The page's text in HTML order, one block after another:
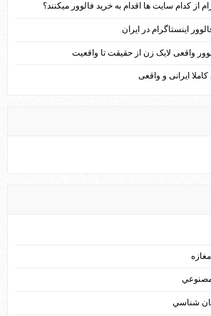
از کدام سایت ها اقدام به خرید فالوور می­کنند؟
واقعی لایک زن از حقیقت تا واقعیت
ایرانی و واقعی
شناسي